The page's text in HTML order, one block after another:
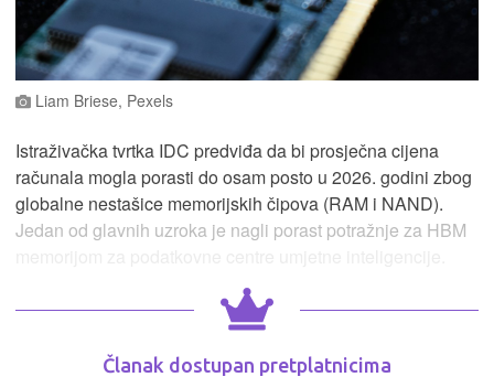
Liam Briese, Pexels
Istraživačka tvrtka IDC predviđa da bi prosječna cijena
računala mogla porasti do osam posto u 2026. godini zbog
globalne nestašice memorijskih čipova (RAM i NAND).
Jedan od glavnih uzroka je nagli porast potražnje za HBM
Članak dostupan pretplatnicima